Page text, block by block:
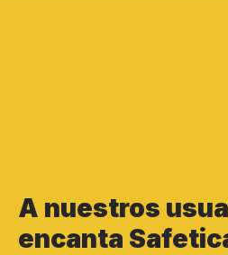
A nuestros
encanta